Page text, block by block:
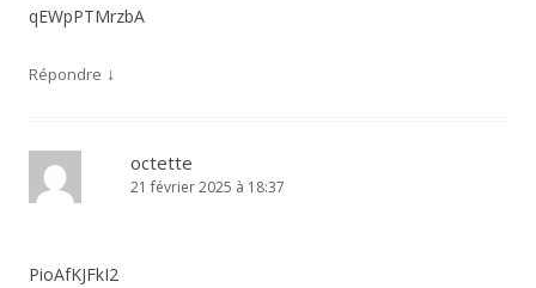
qEWpPTMrzbA
Répondre ↓
octette
21 février 2025 à 18:37
PioAfKJFkI2